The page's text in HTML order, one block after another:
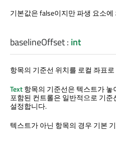
기본값은 false이지만 파생 요소
baselineOffset: int
항목의 기준선 위치를 로컬 좌표
Text항목의 기준선은 텍스트가
포함된 컨트롤은 일반적으로 기
설정합니다.
텍스트가 아닌 항목의 경우 기본